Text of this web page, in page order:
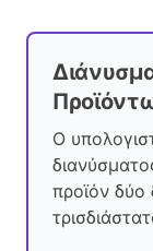
Ο
προϊόν